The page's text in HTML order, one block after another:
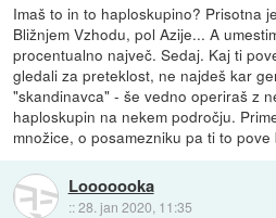
Imaš to in to haploskupino? Prisotna
Bližnjem Vzhodu, pol Azije... A
procentualno največ. Sedaj. Kaj ti
gledali za preteklost, ne najdeš kar
"skandinavca" - še vedno operiraš z
haploskupin na nekem področju.
množice, o posamezniku pa ti to pove
Looooooka
::28. jan 2020, 11:35